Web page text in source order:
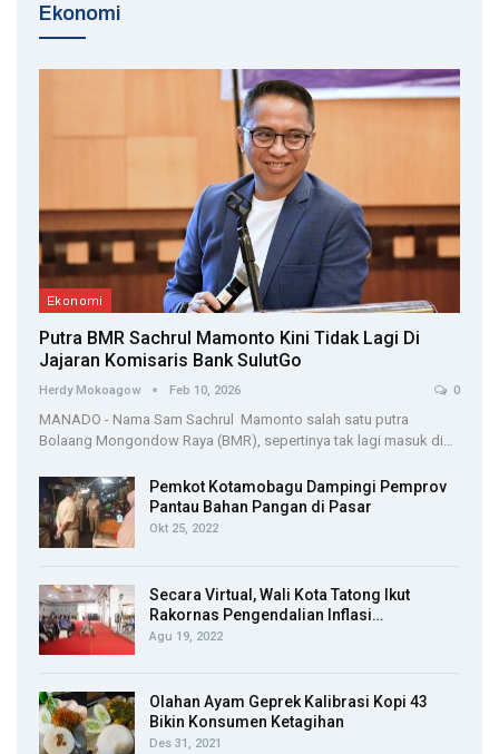
Ekonomi
Ekonomi
Putra BMR Sachrul Mamonto Kini Tidak Lagi Di
Jajaran Komisaris Bank SulutGo
Herdy Mokoagow Feb 10, 2026 0
MANADO - Nama Sam Sachrul Mamonto salah satu putra
Bolaang Mongondow Raya (BMR), sepertinya tak lagi masuk di…
Pemkot Kotamobagu Dampingi Pemprov
Pantau Bahan Pangan di Pasar
Okt 25, 2022
Secara Virtual, Wali Kota Tatong Ikut
Rakornas Pengendalian Inflasi…
Agu 19, 2022
Olahan Ayam Geprek Kalibrasi Kopi 43
Bikin Konsumen Ketagihan
Des 31, 2021